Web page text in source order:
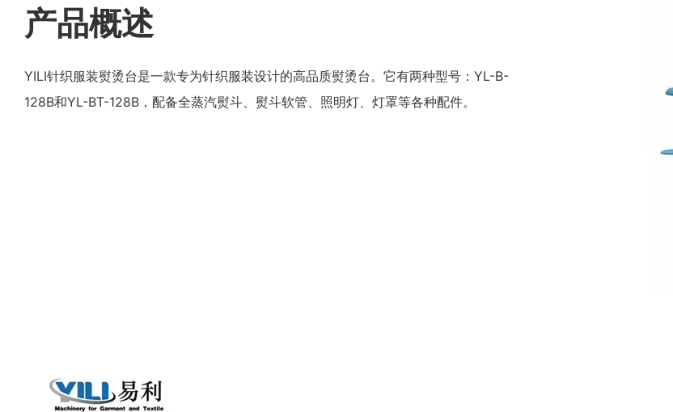
产品概述
YILI针织服装熨烫台是一款专为针织服装设计的高品质熨烫台。它有两种型号：YL-B-
128B和YL-BT-128B，配备全蒸汽熨斗、熨斗软管、照明灯、灯罩等各种配件。